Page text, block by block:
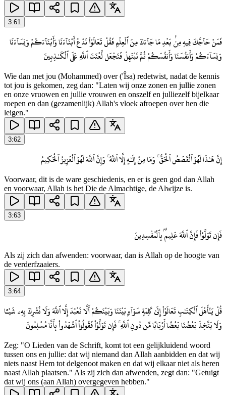
3:61
فَمَنْ حَآجَّكَ فِيهِ مِنۢ بَعْدِ مَا جَآءَكَ مِنَ ٱلْعِلْمِ فَقُلْ تَعَالَوْا۟ نَدْعُ أَبْنَآءَنَا وَأَبْنَآءَكُمْ وَنِسَآءَنَا
وَنِسَآءَكُمْ وَأَنفُسَنَا وَأَنفُسَكُمْ ثُمَّ نَبْتَهِلْ فَنَجْعَل لَّعْنَتَ ٱللَّهِ عَلَى ٱلْكَـٰذِبِينَ
Wie dan met jou (Mohammed) over ('Îsa) redetwist, nadat de kennis
tot jou is gekomen, zeg dan: "Laten wij onze zonen en jullie zonen
en onze vruowen en jullie vrouwen en onszelf en julliezelf bijelkaar
roepen en dan (gezamenlijk) Allah's vloek afroepen over hen die
leigen."
3:62
إِنَّ هَـٰذَا لَهُوَ ٱلْقَصَصُ ٱلْحَقُّ ۚ وَمَا مِنْ إِلَـٰهٍ إِلَّا ٱللَّهُ ۚ وَإِنَّ ٱللَّهَ لَهُوَ ٱلْعَزِيزُ ٱلْحَكِيمُ
Voorwaar, dit is de ware geschiedenis, en er is geen god dan Allah
en voorwaar, Allah is het Die de Almachtige, de Alwijze is.
3:63
فَإِن تَوَلَّوْا۟ فَإِنَّ ٱللَّهَ عَلِيمٌۢ بِٱلْمُفْسِدِينَ
Als zij zich dan afwenden: voorwaar, dan is Allah op de hoogte van
de verderfzaaiers.
3:64
قُلْ يَـٰٓأَهْلَ ٱلْكِتَـٰبِ تَعَالَوْا۟ إِلَىٰ كَلِمَةٍ سَوَآءٍۭ بَيْنَنَا وَبَيْنَكُمْ أَلَّا نَعْبُدَ إِلَّا ٱللَّهَ وَلَا نُشْرِكَ بِهِۦ شَيْـًٔا
وَلَا يَتَّخِذَ بَعْضُنَا بَعْضًا أَرْبَابًا مِّن دُونِ ٱللَّهِ ۚ فَإِن تَوَلَّوْا۟ فَقُولُوا۟ ٱشْهَدُوا۟ بِأَنَّا مُسْلِمُونَ
Zeg: "O Lieden van de Schrift, komt tot een gelijkluidend woord
tussen ons en jullie: dat wij niemand dan Allah aanbidden en dat wij
niets naast Hem tot delgenoot maken en dat wij elkaar niet als heren
naast Allah plaatsen." Als zij zich dan afwenden, zegt dan: "Getuigt
dat wij ons (aan Allah) overgegeven hebben."